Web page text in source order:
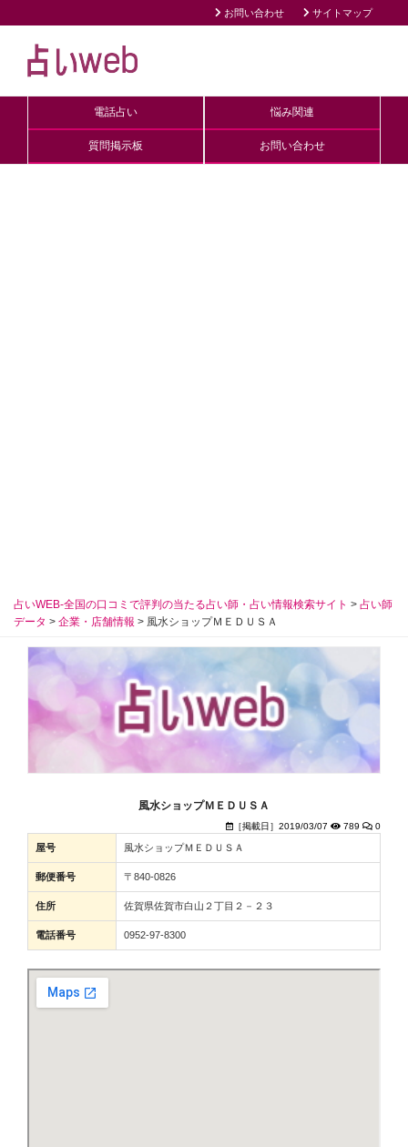
お問い合わせ サイトマップ
電話占い 悩み関連
質問掲示板 お問い合わせ
占いWEB-全国の口コミで評判の当たる占い師・占い情報検索サイト > 占い師
データ > 企業・店舗情報 > 風水ショップＭＥＤＵＳＡ
風水ショップＭＥＤＵＳＡ
［掲載日］2019/03/07 789 0
屋号 風水ショップＭＥＤＵＳＡ
郵便番号 〒840-0826
住所 佐賀県佐賀市白山２丁目２－２３
電話番号 0952-97-8300